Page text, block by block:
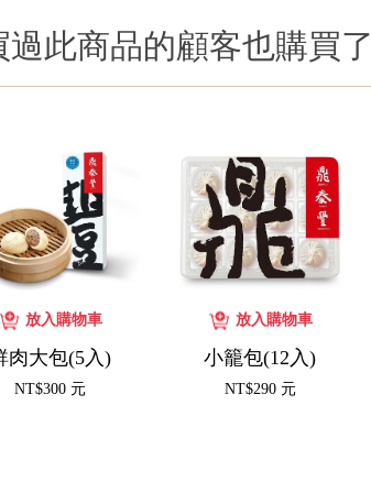
過此商品的顧客也購買了
肉大包(5入)
NT$300 元
小籠包(12入)
NT$290 元